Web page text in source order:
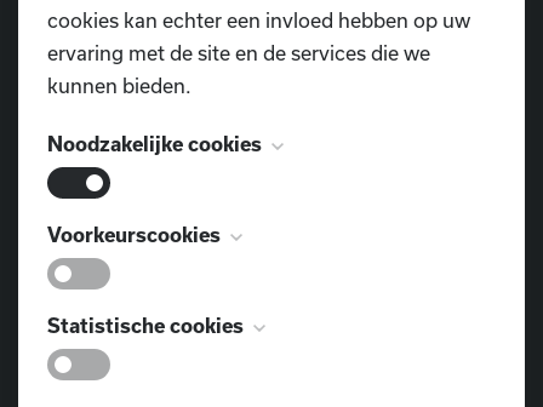
cookies kan echter een invloed hebben op uw
ervaring met de site en de services die we
kunnen bieden.
Noodzakelijke cookies
Deze cookies zijn noodzakelijk voor het
functioneren van de website en kunnen niet
alleen ingesteld als reactie op acties die door u
worden uitgevoerd en die neerkomen op een
Voorkeurscookies
Deze cookies, ook bekend als
"functionaliteitscookies", stellen een website in
Statistische cookies